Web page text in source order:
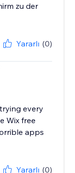
zu der
Yararlı (0)
every
Wix free
apps
Yararlı (0)